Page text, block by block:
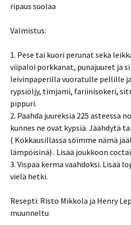
ripaus suolaa
Valmistus:
1. Pese tai kuori perunat sekä
viipaloi porkkanat, punajuuret ja
leivinpaperilla vuoratulle pellille
rypsiöljy, timjami, fariinisokeri,
pippuri.
2. Paahda juureksia 225 asteessa
kunnes ne ovat kypsiä. Jäähdytä
( Kokkausillassa söimme nämä
lämpöisinä) . Lisää joukkoon
3. Vispaa kerma vaahdoksi. Lisää
vielä hetki.
Resepti: Risto Mikkola ja Henry
muunneltu